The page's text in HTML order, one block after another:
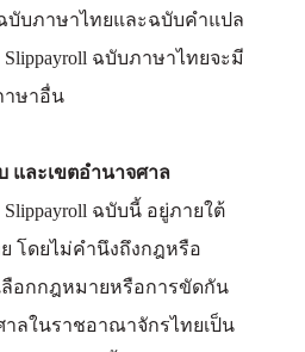
ฉบับภาษาไทยและฉบับคำแปล
ฉบับภาษาไทยจะมี
าษาอื่น
และเขตอำนาจศาล
ฉบับนี้ อยู่ภายใต้
โดยไม่คำนึงถึงกฎหรือ
อกกฎหมายหรือการขัดกัน
ลในราชอาณาจักรไทยเป็น